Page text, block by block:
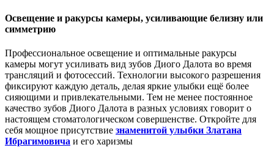
Освещение и ракурсы камеры, усиливающие белизну или
симметрию
Профессиональное освещение и оптимальные ракурсы
камеры могут усиливать вид зубов Диого Далота во время
трансляций и фотосессий. Технологии высокого разрешения
фиксируют каждую деталь, делая яркие улыбки ещё более
сияющими и привлекательными. Тем не менее постоянное
качество зубов Диого Далота в разных условиях говорит о
настоящем стоматологическом совершенстве. Откройте для
себя мощное присутствие знаменитой улыбки Златана
Ибрагимовича и его харизмы